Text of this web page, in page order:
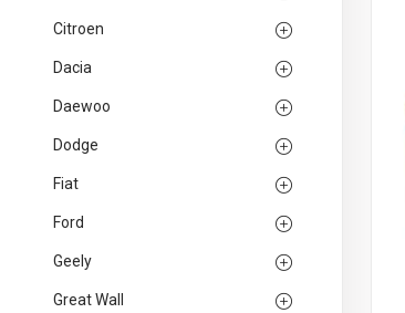
Citroen
Dacia
Daewoo
Dodge
Fiat
Ford
Geely
Great Wall